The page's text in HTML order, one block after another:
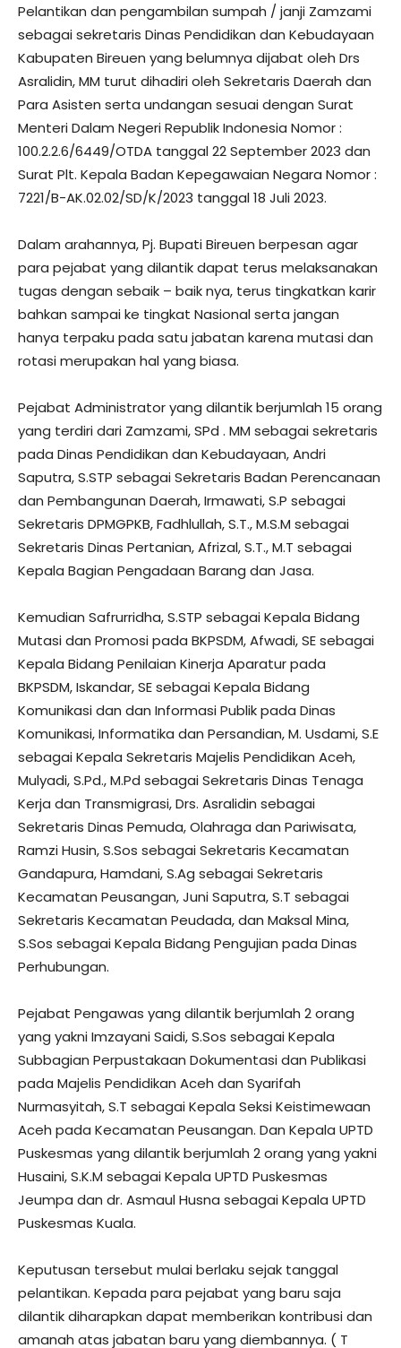
Pelantikan dan pengambilan sumpah / janji Zamzami
sebagai sekretaris Dinas Pendidikan dan Kebudayaan
Kabupaten Bireuen yang belumnya dijabat oleh Drs
Asralidin, MM turut dihadiri oleh Sekretaris Daerah dan
Para Asisten serta undangan sesuai dengan Surat
Menteri Dalam Negeri Republik Indonesia Nomor :
100.2.2.6/6449/OTDA tanggal 22 September 2023 dan
Surat Plt. Kepala Badan Kepegawaian Negara Nomor :
7221/B-AK.02.02/SD/K/2023 tanggal 18 Juli 2023.
Dalam arahannya, Pj. Bupati Bireuen berpesan agar
para pejabat yang dilantik dapat terus melaksanakan
tugas dengan sebaik – baik nya, terus tingkatkan karir
bahkan sampai ke tingkat Nasional serta jangan
hanya terpaku pada satu jabatan karena mutasi dan
rotasi merupakan hal yang biasa.
Pejabat Administrator yang dilantik berjumlah 15 orang
yang terdiri dari Zamzami, SPd . MM sebagai sekretaris
pada Dinas Pendidikan dan Kebudayaan, Andri
Saputra, S.STP sebagai Sekretaris Badan Perencanaan
dan Pembangunan Daerah, Irmawati, S.P sebagai
Sekretaris DPMGPKB, Fadhlullah, S.T., M.S.M sebagai
Sekretaris Dinas Pertanian, Afrizal, S.T., M.T sebagai
Kepala Bagian Pengadaan Barang dan Jasa.
Kemudian Safrurridha, S.STP sebagai Kepala Bidang
Mutasi dan Promosi pada BKPSDM, Afwadi, SE sebagai
Kepala Bidang Penilaian Kinerja Aparatur pada
BKPSDM, Iskandar, SE sebagai Kepala Bidang
Komunikasi dan dan Informasi Publik pada Dinas
Komunikasi, Informatika dan Persandian, M. Usdami, S.E
sebagai Kepala Sekretaris Majelis Pendidikan Aceh,
Mulyadi, S.Pd., M.Pd sebagai Sekretaris Dinas Tenaga
Kerja dan Transmigrasi, Drs. Asralidin sebagai
Sekretaris Dinas Pemuda, Olahraga dan Pariwisata,
Ramzi Husin, S.Sos sebagai Sekretaris Kecamatan
Gandapura, Hamdani, S.Ag sebagai Sekretaris
Kecamatan Peusangan, Juni Saputra, S.T sebagai
Sekretaris Kecamatan Peudada, dan Maksal Mina,
S.Sos sebagai Kepala Bidang Pengujian pada Dinas
Perhubungan.
Pejabat Pengawas yang dilantik berjumlah 2 orang
yang yakni Imzayani Saidi, S.Sos sebagai Kepala
Subbagian Perpustakaan Dokumentasi dan Publikasi
pada Majelis Pendidikan Aceh dan Syarifah
Nurmasyitah, S.T sebagai Kepala Seksi Keistimewaan
Aceh pada Kecamatan Peusangan. Dan Kepala UPTD
Puskesmas yang dilantik berjumlah 2 orang yang yakni
Husaini, S.K.M sebagai Kepala UPTD Puskesmas
Jeumpa dan dr. Asmaul Husna sebagai Kepala UPTD
Puskesmas Kuala.
Keputusan tersebut mulai berlaku sejak tanggal
pelantikan. Kepada para pejabat yang baru saja
dilantik diharapkan dapat memberikan kontribusi dan
amanah atas jabatan baru yang diembannya. ( T